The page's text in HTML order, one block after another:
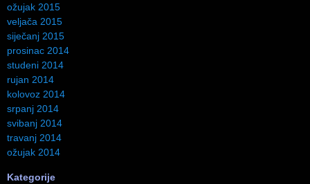
ožujak 2015
veljača 2015
siječanj 2015
prosinac 2014
studeni 2014
rujan 2014
kolovoz 2014
srpanj 2014
svibanj 2014
travanj 2014
ožujak 2014
Kategorije